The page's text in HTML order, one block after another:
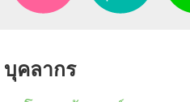
บุคลากร